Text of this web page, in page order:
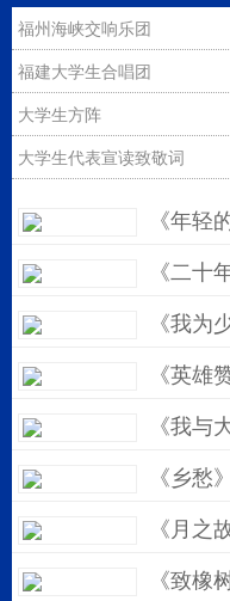
福州海峡交响乐团
福建大学生合唱团
大学生方阵
大学生代表宣读致敬词
《年轻
《二十
《我为
《英雄
《我与
《乡愁》
《月之
《致橡